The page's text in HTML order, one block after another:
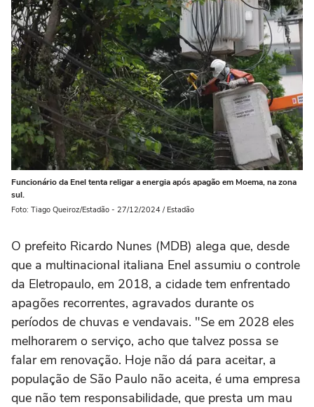
Funcionário da Enel tenta religar a energia após apagão em Moema, na zona
sul.
Foto: Tiago Queiroz/Estadão - 27/12/2024 / Estadão
O prefeito Ricardo Nunes (MDB) alega que, desde
que a multinacional italiana Enel assumiu o controle
da Eletropaulo, em 2018, a cidade tem enfrentado
apagões recorrentes, agravados durante os
períodos de chuvas e vendavais. "Se em 2028 eles
melhorarem o serviço, acho que talvez possa se
falar em renovação. Hoje não dá para aceitar, a
população de São Paulo não aceita, é uma empresa
que não tem responsabilidade, que presta um mau